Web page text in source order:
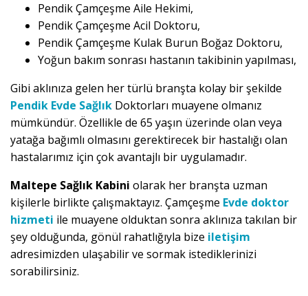
Pendik Çamçeşme Aile Hekimi,
Pendik Çamçeşme Acil Doktoru,
Pendik Çamçeşme Kulak Burun Boğaz Doktoru,
Yoğun bakım sonrası hastanın takibinin yapılması,
Gibi aklınıza gelen her türlü branşta kolay bir şekilde
Pendik Evde Sağlık Doktorları muayene olmanız
mümkündür. Özellikle de 65 yaşın üzerinde olan veya
yatağa bağımlı olmasını gerektirecek bir hastalığı olan
hastalarımız için çok avantajlı bir uygulamadır.
Maltepe Sağlık Kabini olarak her branşta uzman
kişilerle birlikte çalışmaktayız. Çamçeşme Evde doktor
hizmeti ile muayene olduktan sonra aklınıza takılan bir
şey olduğunda, gönül rahatlığıyla bize iletişim
adresimizden ulaşabilir ve sormak istediklerinizi
sorabilirsiniz.